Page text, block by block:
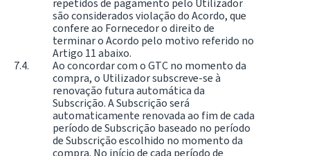
são considerados violação do Acordo, que
confere ao Fornecedor o direito de
terminar o Acordo pelo motivo referido no
Artigo 11 abaixo.
Ao concordar com o GTC no momento da
compra, o Utilizador subscreve-se à
renovação futura automática da
Subscrição. A Subscrição será
automaticamente renovada ao fim de cada
período de Subscrição baseado no período
de Subscrição escolhido no momento da
compra. No início de cada período de